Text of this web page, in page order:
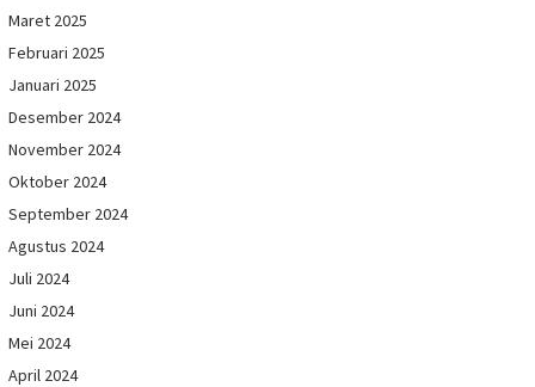
Maret 2025
Februari 2025
Januari 2025
Desember 2024
November 2024
Oktober 2024
September 2024
Agustus 2024
Juli 2024
Juni 2024
Mei 2024
April 2024